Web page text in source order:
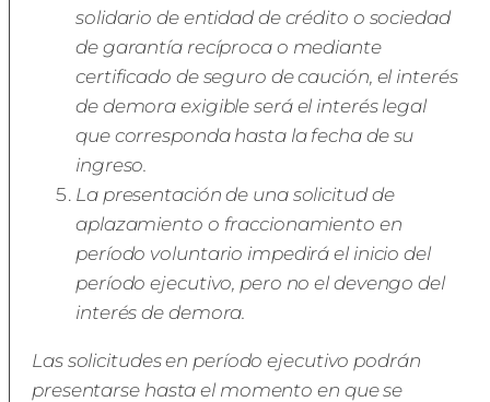
solidario de entidad de crédito o sociedad
de garantía recíproca o mediante
certificado de seguro de caución, el interés
de demora exigible será el interés legal
que corresponda hasta la fecha de su
ingreso.
La presentación de una solicitud de
aplazamiento o fraccionamiento en
período voluntario impedirá el inicio del
período ejecutivo, pero no el devengo del
interés de demora.
Las solicitudes en período ejecutivo podrán
presentarse hasta el momento en que se